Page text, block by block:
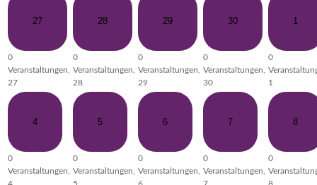
27
0
Veranstaltungen,
27
28
0
Veranstaltungen,
28
29
0
Veranstaltungen,
29
30
0
Veranstaltungen,
30
1
0
1
4
0
Veranstaltungen,
5
0
Veranstaltungen,
6
0
Veranstaltungen,
7
0
Veranstaltungen,
8
0